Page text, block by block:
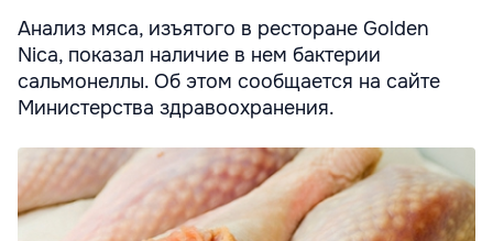
Анализ мяса, изъятого в ресторане Golden
Nica, показал наличие в нем бактерии
сальмонеллы. Об этом сообщается на сайте
Министерства здравоохранения.